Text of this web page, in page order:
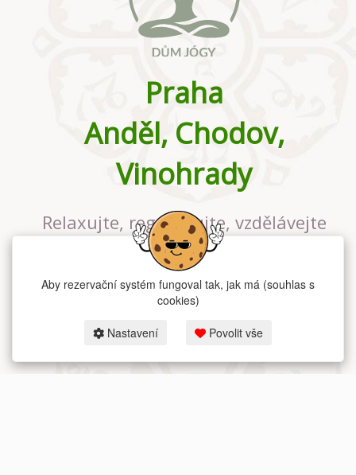
Praha
Anděl, Chodov,
Vinohrady
Relaxujte, regenerujte, vzdělávejte
se v největším jógovém studiu v
Praze
Aby rezervační systém fungoval tak, jak má (souhlas s
cookies)
Nastavení Povolit vše